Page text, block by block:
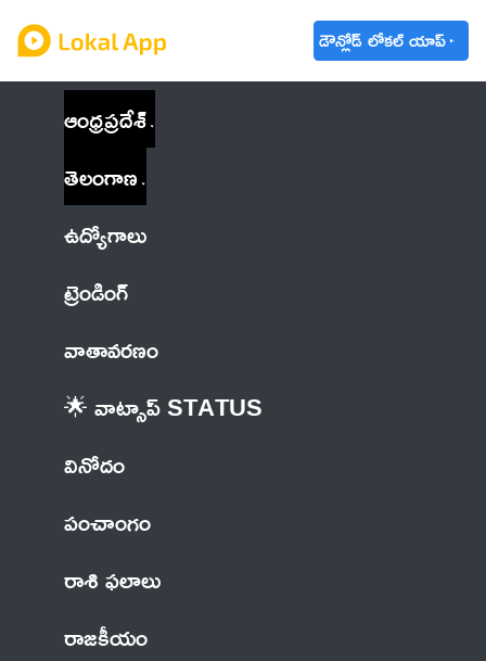
డౌన్లోడ్ లోకల్ యాప్
ఆంధ్రప్రదేశ్
తెలంగాణ
ఉద్యోగాలు
ట్రెండింగ్
వాతావరణం
🌟 వాట్సాప్ STATUS
వినోదం
పంచాంగం
రాశి ఫలాలు
రాజకీయం